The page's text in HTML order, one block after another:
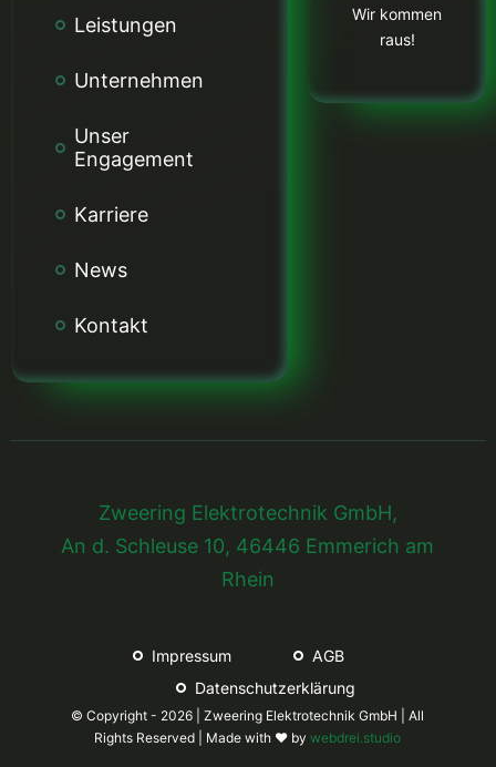
Leistungen
Unternehmen
Unser
Engagement
Karriere
News
Kontakt
Wir kommen
raus!
Zweering Elektrotechnik GmbH,
An d. Schleuse 10, 46446 Emmerich am
Rhein
Impressum
AGB
Datenschutz­erklärung
© Copyright - 2026 | Zweering Elektrotechnik GmbH | All
Rights Reserved | Made with ♥️ bywebdrei.studio